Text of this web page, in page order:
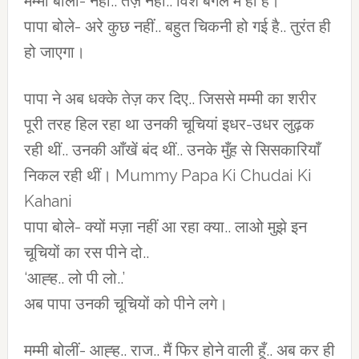
पापा बोले- अरे कुछ नहीं.. बहुत चिकनी हो गई है.. तुरंत ही
हो जाएगा।
पापा ने अब धक्के तेज़ कर दिए.. जिससे मम्मी का शरीर
पूरी तरह हिल रहा था उनकी चूचियां इधर-उधर लुढ़क
रही थीं.. उनकी आँखें बंद थीं.. उनके मुँह से सिसकारियाँ
निकल रही थीं। Mummy Papa Ki Chudai Ki
Kahani
पापा बोले- क्यों मज़ा नहीं आ रहा क्या.. लाओ मुझे इन
चूचियों का रस पीने दो..
‘आह्ह.. लो पी लो..’
अब पापा उनकी चूचियों को पीने लगे।
मम्मी बोलीं- आह्ह.. राज.. मैं फिर होने वाली हूँ.. अब कर ही